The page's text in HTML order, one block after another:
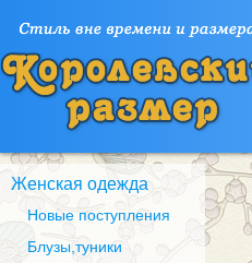
Женская одежда
Новые поступления
Блузы,туники